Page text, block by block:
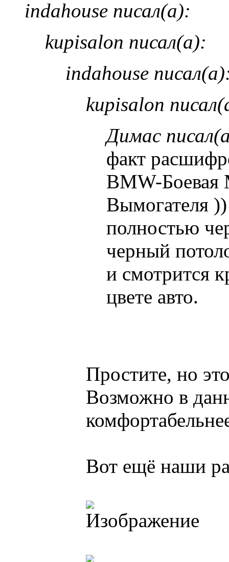
indahouse писал(а):
kupisalon писал(а):
indahouse
kupisalon
Димас
факт
BMW-
Вымогателя ))
полностью
черный
и смотрится
цвете авто.
Простите, но
Возможно в
Вот ещё наши